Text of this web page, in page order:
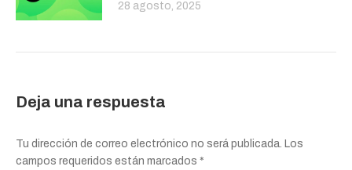
28 agosto, 2025
Deja una respuesta
Tu dirección de correo electrónico no será publicada. Los
campos requeridos están marcados *